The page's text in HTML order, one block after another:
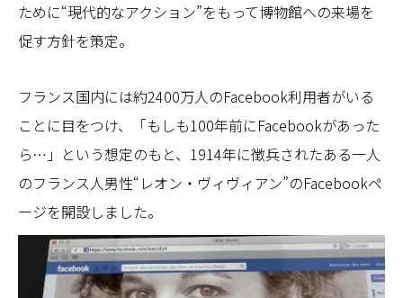
ために“現代的なアクション”をもって博物館への来場を
促す方針を策定。
フランス国内には約2400万人のFacebook利用者がいる
ことに目をつけ、「もしも100年前にFacebookがあった
ら…」という想定のもと、1914年に徴兵されたある一人
のフランス人男性“レオン・ヴィヴィアン”のFacebookペ
ージを開設しました。